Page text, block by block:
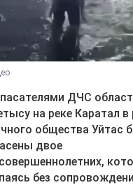
ДЧС
на реке Каратал в
общества Уйтас
двое
без